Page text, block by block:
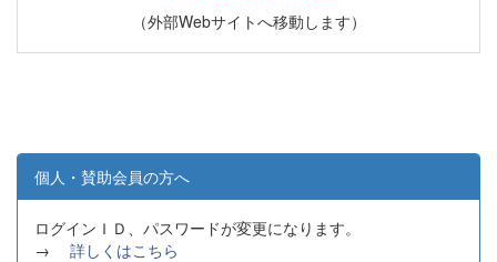
（外部Webサイトへ移動します）
個人・賛助会員の方へ
ログインＩＤ、パスワードが変更になります。
→ 詳しくはこちら